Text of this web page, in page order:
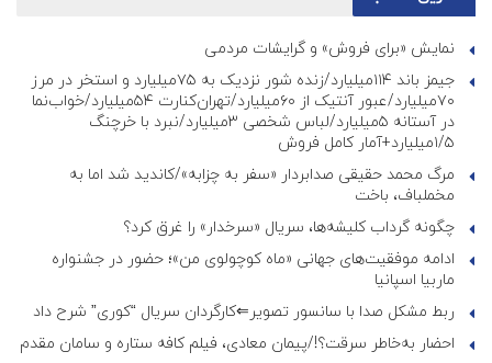
نمایش «برای فروش» و گرایشات مردمی
جیمز باند ۱۱۴میلیارد/زنده شور نزدیک به ۷۵میلیارد و استخر در مرز
۷۰میلیارد/عبور آنتیک از ۶۰میلیارد/تهران‌کنارت ۵۴میلیارد/خواب‌نما
در آستانه ۵میلیارد/لباس شخصی ۳میلیارد/نبرد با خرچنگ
۱/۵میلیارد+آمار کامل فروش
مرگ محمد حقیقی صدابردار «سفر به چزابه»/کاندید شد اما به
مخملباف، باخت
چگونه گرداب کلیشه‌ها، سریال «سرخدار» را غرق کرد؟
ادامه موفقیت‌های جهانی «ماه کوچولوی من»؛ حضور در جشنواره
ماربیا اسپانیا
ربط مشکل صدا با سانسور تصویر⇐کارگردان سریال “کوری” شرح داد
احضار به‌خاطر سرقت؟!/پیمان معادی، فیلم کافه ستاره و سامان مقدم